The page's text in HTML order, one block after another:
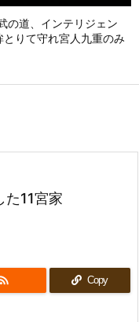
道、インテリジェン
りて守れ宮人九重のみ
た11宮家
 Copy